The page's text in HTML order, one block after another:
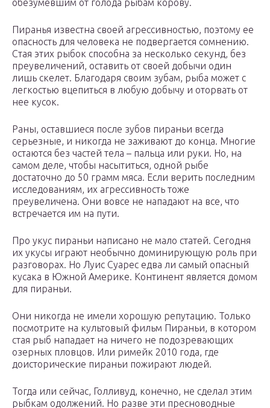
обезумевшим от голода рыбам корову.
Пиранья известна своей агрессивностью, поэтому ее
опасность для человека не подвергается сомнению.
Стая этих рыбок способна за несколько секунд, без
преувеличений, оставить от своей добычи один
лишь скелет. Благодаря своим зубам, рыба может с
легкостью вцепиться в любую добычу и оторвать от
нее кусок.
Раны, оставшиеся после зубов пираньи всегда
серьезные, и никогда не заживают до конца. Многие
остаются без частей тела – пальца или руки. Но, на
самом деле, чтобы насытиться, одной рыбе
достаточно до 50 грамм мяса. Если верить последним
исследованиям, их агрессивность тоже
преувеличена. Они вовсе не нападают на все, что
встречается им на пути.
Про укус пираньи написано не мало статей. Сегодня
их укусы играют необычно доминирующую роль при
разговорах. Но Луис Суарес едва ли самый опасный
кусака в Южной Америке. Континент является домом
для пираньи.
Они никогда не имели хорошую репутацию. Только
посмотрите на культовый фильм Пираньи, в котором
стая рыб нападает на ничего не подозревающих
озерных пловцов. Или римейк 2010 года, где
доисторические пираньи пожирают людей.
Тогда или сейчас, Голливуд, конечно, не сделал этим
рыбкам одолжений. Но разве эти пресноводные